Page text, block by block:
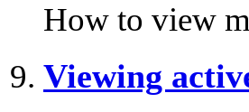
How to view
Viewing